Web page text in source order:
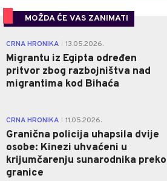
MOŽDA ĆE VAS ZANIMATI
CRNA HRONIKA 13.05.2026.
Migrantu iz Egipta određen
pritvor zbog razbojništva nad
migrantima kod Bihaća
CRNA HRONIKA 11.05.2026.
Granična policija uhapsila dvije
osobe: Kinezi uhvaćeni u
krijumčarenju sunarodnika preko
granice